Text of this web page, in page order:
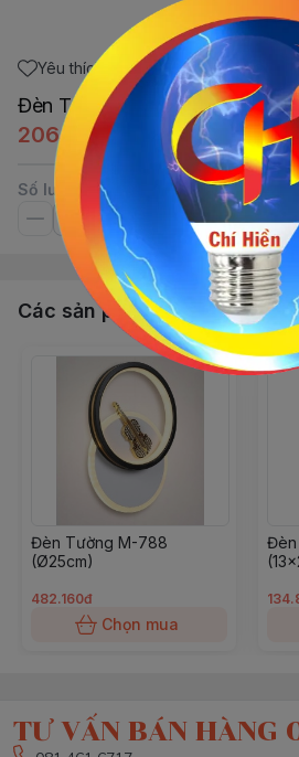
Yêu thích
Đèn Tường E27x1 (60W)
206.064đ
Số lượng
Các sản phẩm, dịch vụ khác
Đèn Tường M-788
(Ø25cm)
482.160đ
Chọn mua
Đèn
TƯ VẤN BÁN HÀNG